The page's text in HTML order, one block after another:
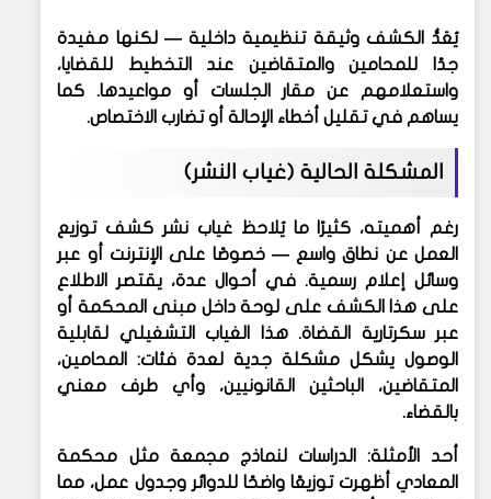
يُعَدُّ الكشف وثيقة تنظيمية داخلية — لكنها مفيدة
جدًا للمحامين والمتقاضين عند التخطيط للقضايا،
واستعلامهم عن مقار الجلسات أو مواعيدها. كما
يساهم في تقليل أخطاء الإحالة أو تضارب الاختصاص.
المشكلة الحالية (غياب النشر)
رغم أهميته، كثيرًا ما يُلاحظغياب نشر كشف توزيع
العمل عن نطاق واسع — خصوصًا على الإنترنت أو عبر
وسائل إعلام رسمية. في أحوال عدة، يقتصر الاطلاع
على هذا الكشف على لوحة داخل مبنى المحكمة أو
عبر سكرتارية القضاة. هذا الغياب التشغيلي لقابلية
الوصول يشكل مشكلة جدية لعدة فئات: المحامين،
المتقاضين، الباحثين القانونيين، وأي طرف معني
بالقضاء.
أحد الأمثلة: الدراسات لنماذج مجمعة مثل محكمة
المعادي أظهرت توزيعًا واضحًا للدوائر وجدول عمل، مما